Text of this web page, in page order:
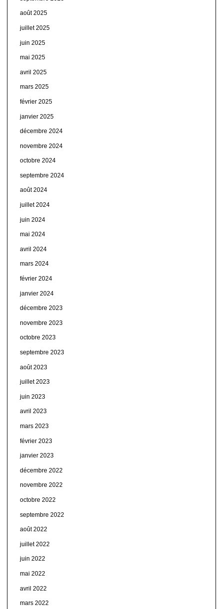
août 2025
juillet 2025
juin 2025
mai 2025
avril 2025
mars 2025
février 2025
janvier 2025
décembre 2024
novembre 2024
octobre 2024
septembre 2024
août 2024
juillet 2024
juin 2024
mai 2024
avril 2024
mars 2024
février 2024
janvier 2024
décembre 2023
novembre 2023
octobre 2023
septembre 2023
août 2023
juillet 2023
juin 2023
avril 2023
mars 2023
février 2023
janvier 2023
décembre 2022
novembre 2022
octobre 2022
septembre 2022
août 2022
juillet 2022
juin 2022
mai 2022
avril 2022
mars 2022